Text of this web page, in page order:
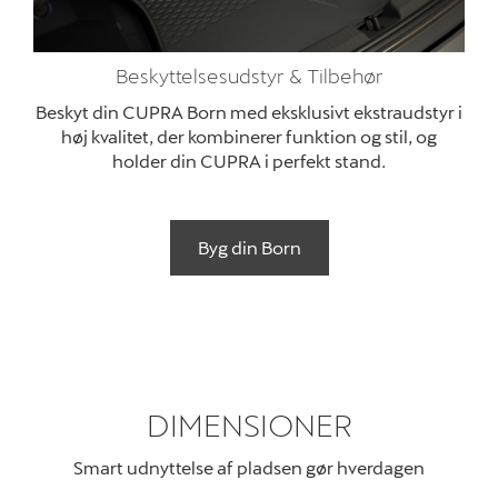
Beskyttelsesudstyr & Tilbehør
Beskyt din CUPRA Born med eksklusivt ekstraudstyr i
høj kvalitet, der kombinerer funktion og stil, og
holder din CUPRA i perfekt stand.
Byg din Born
DIMENSIONER
Smart udnyttelse af pladsen gør hverdagen